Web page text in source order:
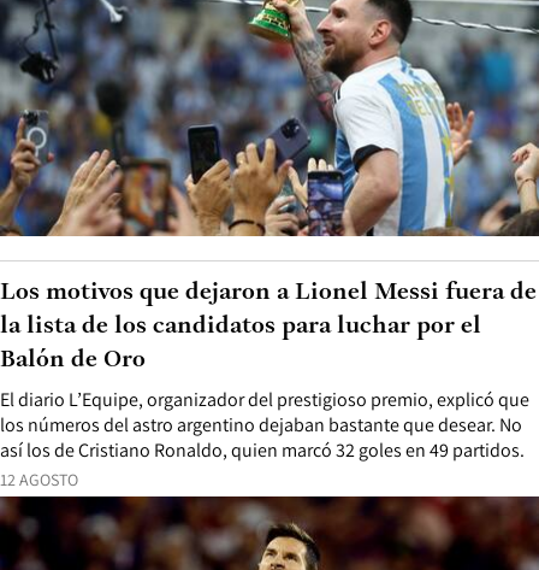
12 AGOSTO
El diario L’Equipe, organizador del prestigioso premio, explicó que
los números del astro argentino dejaban bastante que desear. No
así los de Cristiano Ronaldo, quien marcó 32 goles en 49 partidos.
Los motivos que dejaron a Lionel Messi fuera de
la lista de los candidatos para luchar por el
Balón de Oro